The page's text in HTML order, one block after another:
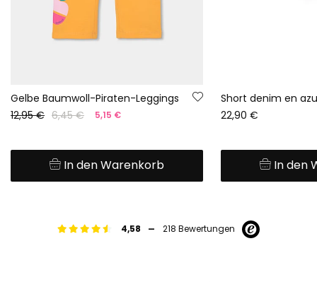
Gelbe Baumwoll-Piraten-Leggings
12,95 € 6,45 € 5,15 €
In den Warenkorb
Short denim en
22,90 €
In den
4,58 - 218 Bewertungen